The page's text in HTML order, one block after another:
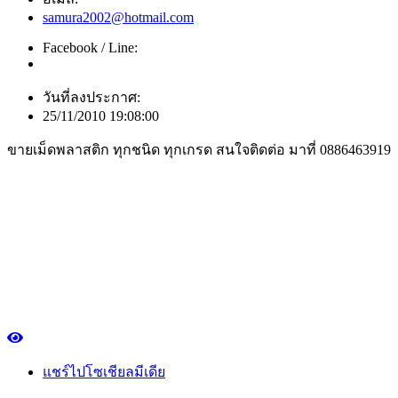
samura2002@hotmail.com
Facebook / Line:
วันที่ลงประกาศ:
25/11/2010 19:08:00
ขายเม็ดพลาสติก ทุกชนิด ทุกเกรด สนใจติดต่อ มาที่ 0886463919
แชร์ไปโซเชียลมีเดีย